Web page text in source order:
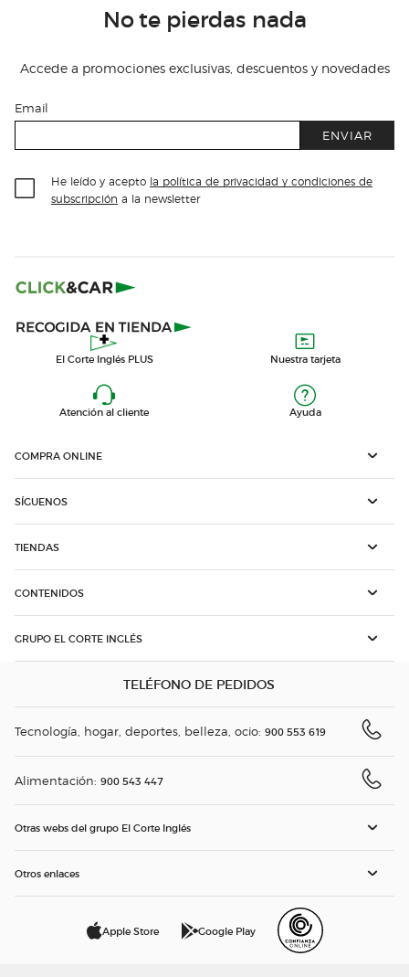
No te pierdas nada
Accede a promociones exclusivas, descuentos y novedades
Email
ENVIAR
He leído y acepto la política de privacidad y condiciones de
subscripción a la newsletter
El Corte Inglés PLUS Nuestra tarjeta
Atención al cliente Ayuda
COMPRA ONLINE
SÍGUENOS
TIENDAS
CONTENIDOS
GRUPO EL CORTE INGLÉS
TELÉFONO DE PEDIDOS
Tecnología, hogar, deportes, belleza, ocio: 900 553 619
Alimentación: 900 543 447
Otras webs del grupo El Corte Inglés
Otros enlaces
Apple Store Google Play